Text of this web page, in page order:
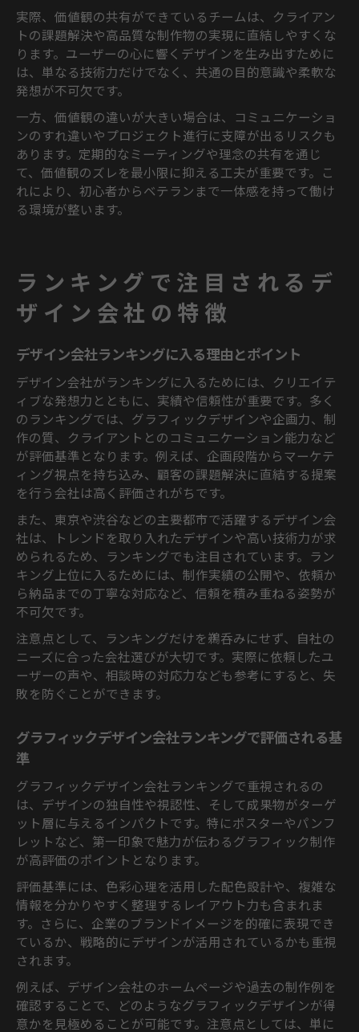
実際、価値観の共有ができているチームは、クライアン
トの課題解決や高品質な制作物の実現に直結しやすくな
ります。ユーザーの心に響くデザインを生み出すために
は、単なる技術力だけでなく、共通の目的意識や柔軟な
発想が不可欠です。
一方、価値観の違いが大きい場合は、コミュニケーショ
ンのすれ違いやプロジェクト進行に支障が出るリスクも
あります。定期的なミーティングや理念の共有を通じ
て、価値観のズレを最小限に抑える工夫が重要です。こ
れにより、初心者からベテランまで一体感を持って働け
る環境が整います。
ランキングで注目されるデ
ザイン会社の特徴
デザイン会社ランキングに入る理由とポイント
デザイン会社がランキングに入るためには、クリエイテ
ィブな発想力とともに、実績や信頼性が重要です。多く
のランキングでは、グラフィックデザインや企画力、制
作の質、クライアントとのコミュニケーション能力など
が評価基準となります。例えば、企画段階からマーケテ
ィング視点を持ち込み、顧客の課題解決に直結する提案
を行う会社は高く評価されがちです。
また、東京や渋谷などの主要都市で活躍するデザイン会
社は、トレンドを取り入れたデザインや高い技術力が求
められるため、ランキングでも注目されています。ラン
キング上位に入るためには、制作実績の公開や、依頼か
ら納品までの丁寧な対応など、信頼を積み重ねる姿勢が
不可欠です。
注意点として、ランキングだけを鵜呑みにせず、自社の
ニーズに合った会社選びが大切です。実際に依頼したユ
ーザーの声や、相談時の対応力なども参考にすると、失
敗を防ぐことができます。
グラフィックデザイン会社ランキングで評価される基
準
グラフィックデザイン会社ランキングで重視されるの
は、デザインの独自性や視認性、そして成果物がターゲ
ット層に与えるインパクトです。特にポスターやパンフ
レットなど、第一印象で魅力が伝わるグラフィック制作
が高評価のポイントとなります。
評価基準には、色彩心理を活用した配色設計や、複雑な
情報を分かりやすく整理するレイアウト力も含まれま
す。さらに、企業のブランドイメージを的確に表現でき
ているか、戦略的にデザインが活用されているかも重視
されます。
例えば、デザイン会社のホームページや過去の制作例を
確認することで、どのようなグラフィックデザインが得
意かを見極めることが可能です。注意点としては、単に